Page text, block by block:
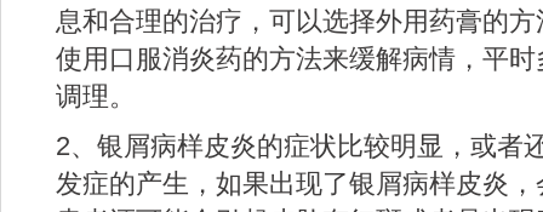
息和合理的治疗，可以选择外用药膏的
使用口服消炎药的方法来缓解病情，平
调理。
2、银屑病样皮炎的症状比较明显，或者
发症的产生，如果出现了银屑病样皮炎